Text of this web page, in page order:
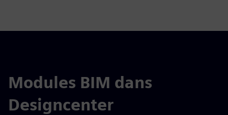
Modules BIM dans
Designcenter